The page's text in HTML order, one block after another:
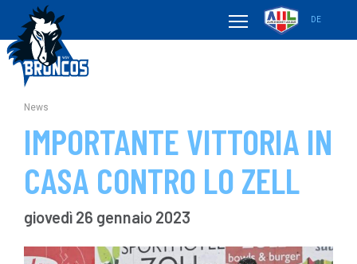
DE
News
IMPORTANTE VITTORIA IN
CASA CONTRO LO ZELL
giovedì 26 gennaio 2023